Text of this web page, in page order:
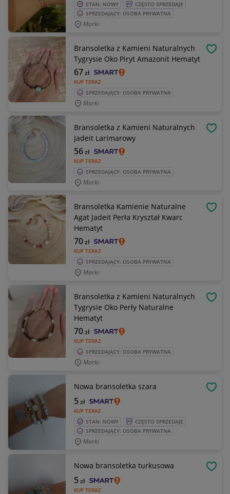
STAN: NOWY
CZĘSTO SPRZEDAJE
SPRZEDAJĄCY: OSOBA PRYWATNA
Marki
Bransoletka z Kamieni Naturalnych
Tygrysie Oko Piryt Amazonit Hematyt
KUP TERAZ
67zł
SPRZEDAJĄCY: OSOBA PRYWATNA
Marki
Bransoletka z Kamieni Naturalnych
Jadeit Larimarowy
KUP TERAZ
56zł
SPRZEDAJĄCY: OSOBA PRYWATNA
Marki
Bransoletka Kamienie Naturalne
Agat Jadeit Perła Kryształ Kwarc
Hematyt
KUP TERAZ
70zł
SPRZEDAJĄCY: OSOBA PRYWATNA
Marki
Bransoletka z Kamieni Naturalnych
Tygrysie Oko Perły Naturalne
Hematyt
KUP TERAZ
70zł
SPRZEDAJĄCY: OSOBA PRYWATNA
Marki
Nowa bransoletka szara
KUP TERAZ
5zł
STAN: NOWY
CZĘSTO SPRZEDAJE
SPRZEDAJĄCY: OSOBA PRYWATNA
Marki
Nowa bransoletka turkusowa
KUP TERAZ
5zł